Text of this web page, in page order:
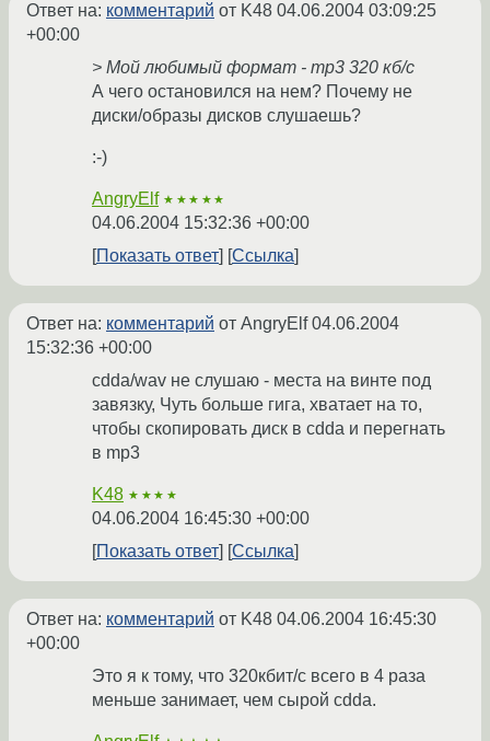
Ответ на: комментарий от K48 04.06.2004 03:09:25
+00:00
> Мой любимый формат - mp3 320 кб/с
А чего остановился на нем? Почему не
диски/образы дисков слушаешь?
:-)
AngryElf ★★★★★
04.06.2004 15:32:36 +00:00
Показать ответ
Ссылка
Ответ на: комментарий от AngryElf04.06.2004
15:32:36 +00:00
cdda/wav не слушаю - места на винте под
завязку, Чуть больше гига, хватает на то,
чтобы скопировать диск в cdda и перегнать
в mp3
K48 ★★★★
04.06.2004 16:45:30 +00:00
Показать ответ
Ссылка
Ответ на: комментарий от K48 04.06.2004 16:45:30
+00:00
Это я к тому, что 320кбит/с всего в 4 раза
меньше занимает, чем сырой cdda.